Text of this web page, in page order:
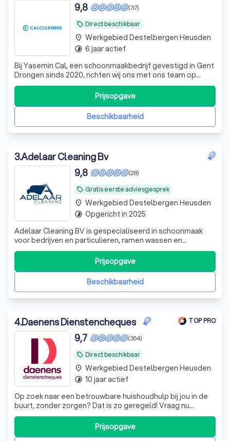
local_offer Direct beschikbaar
(37)
9,8
Bij Yasemin Cal, een schoonmaakbedrijf gevestigd in Gent
Drongen sinds 2020, richten wij ons met ons team op
algemene schoonmaak en het onderhoud van
bedrijfspanden. Onze focus ligt op het leveren van
kwalitatieve schoonmaakdiensten. Vraag vandaag nog
een gratis offerte aan.Beschikbaarheid
Prijsopgave
place Werkgebied Destelbergen Heusden
timelapse 6 jaar actief
3.Adelaar Cleaning Bv
local_offer Gratis eerste adviesgesprek
(28)
9,8
Adelaar Cleaning BV is gespecialiseerd in schoonmaak
voor bedrijven en particulieren, ramen wassen en
zandstralen van trappen, plafonds en meubels.
Beschikbaarheid
Prijsopgave
place Werkgebied Destelbergen Heusden
timelapse Opgericht in 2025
4.Daenens Dienstencheques TOP PRO
local_offer Direct beschikbaar
(354)
9,7
Op zoek naar een betrouwbare huishoudhulp bij jou in de
buurt, zonder zorgen? Dat is zo geregeld! Vraag nu
vrijblijvend een poetshulp aan bij Daenens en wij bellen jou
Prijsopgave
place Werkgebied Destelbergen Heusden
timelapse 10 jaar actief